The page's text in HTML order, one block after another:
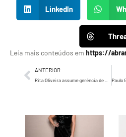
LinkedIn
Leia mais conteúdos em https://
ANTERIOR